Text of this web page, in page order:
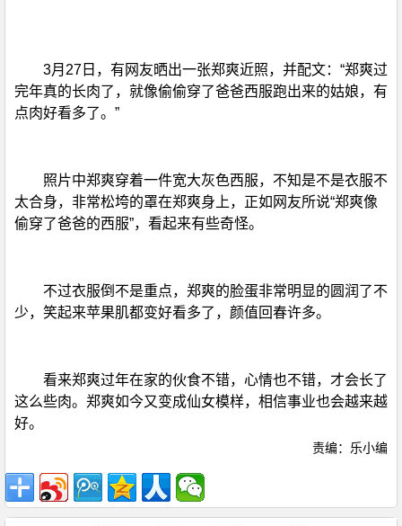
3月27日，有网友晒出一张郑爽近照，并配文：“郑爽过
完年真的长肉了，就像偷偷穿了爸爸西服跑出来的姑娘，有
点肉好看多了。”
照片中郑爽穿着一件宽大灰色西服，不知是不是衣服不
太合身，非常松垮的罩在郑爽身上，正如网友所说“郑爽像
偷穿了爸爸的西服”，看起来有些奇怪。
不过衣服倒不是重点，郑爽的脸蛋非常明显的圆润了不
少，笑起来苹果肌都变好看多了，颜值回春许多。
看来郑爽过年在家的伙食不错，心情也不错，才会长了
这么些肉。郑爽如今又变成仙女模样，相信事业也会越来越
好。
责编：乐小编